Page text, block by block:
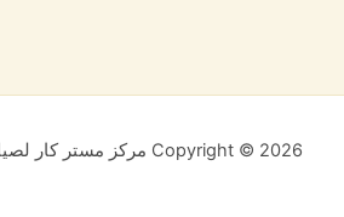
Copyright © 2026 مركز مستر كار لصيانة السيارات في جدة